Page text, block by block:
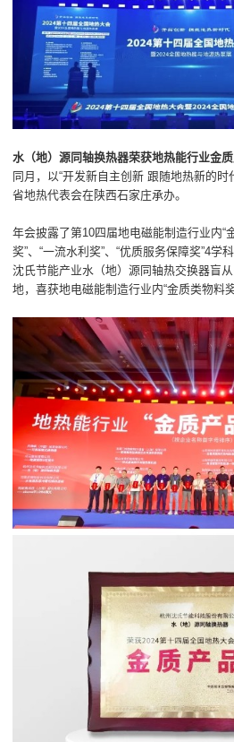
水（地）源同轴换热器荣获地热能行业金
同月，以“开发新自主创新 跟随地热新的
省地热代表会在陕西石家庄承办。
年会披露了第10四届地电磁能制造行业内“
奖”、“一流水利奖”、“优质服务保障奖”4学
沈氏节能产业水（地）源同轴热交换器盲
地，喜获地电磁能制造行业内“金质类物料奖